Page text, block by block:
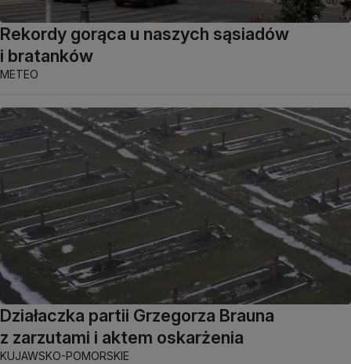
Rekordy gorąca u naszych sąsiadów
i bratanków
METEO
Działaczka partii Grzegorza Brauna
z zarzutami i aktem oskarżenia
KUJAWSKO-POMORSKIE